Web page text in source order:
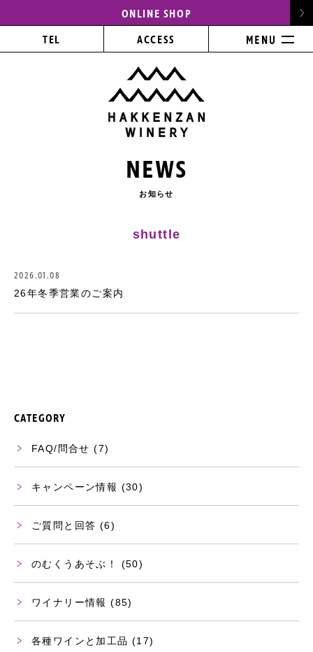
ONLINE SHOP
TEL ACCESS
NEWS
お知らせ
shuttle
2026.01.08
26年冬季営業のご案内
CATEGORY
FAQ/問合せ (7)
キャンペーン情報 (30)
ご質問と回答 (6)
のむくうあそぶ！ (50)
ワイナリー情報 (85)
各種ワインと加工品 (17)